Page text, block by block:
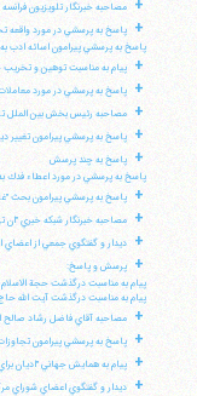
+ مصاحبه خبرنگار تلويزيون فرانسه
+
پاسخ به پرسشي در مورد واقعه
پاسخ به پرسشي پيرامون اسائه ادب
+ پيام به مناسبت توهين و
+ پاسخ به پرسشي در مورد
+ مصاحبه رئيس بخش بين الملل
+ پاسخ به پرسشي پيرامون تغيير
+
پاسخ به چند پرسش
پاسخ به پرسشي در مورد اعطاء
+ پاسخ به پرسشي پيرامون بحث
+ مصاحبه خبرنگار شبكه خبري "ان
+ ديدار و گفتگوي جمعي از اعضاي
+
پرسش و پاسخ:
پيام به مناسبت درگذشت حجة
پيام به مناسبت درگذشت آيت الله
+ مصاحبه آقاي فاضل رشاد صالح
+ پاسخ به پرسشي پيرامون
+ پيام به همايش جهاني "اديان
+ ديدار و گفتگوي اعضاي شوراي